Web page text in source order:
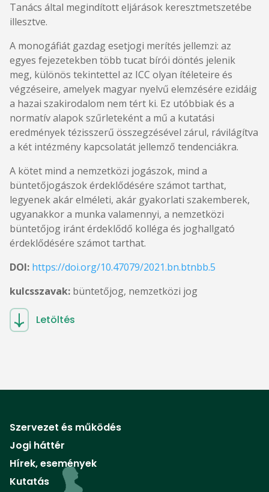
Tanács által megindított eljárások keresztmetszetébe
illesztve.
A monogáfiát gazdag esetjogi merítés jellemzi: az
egyes fejezetekben több tucat bírói döntés jelenik
meg, különös tekintettel az ICC olyan ítéleteire és
végzéseire, amelyek magyar nyelvű elemzésére ezidáig
a hazai szakirodalom nem tért ki. Ez utóbbiak és a
normatív alapok szűrleteként a mű a kutatási
eredmények tézisszerű összegzésével zárul, rávilágítva
a két intézmény kapcsolatát jellemző tendenciákra.
A kötet mind a nemzetközi jogászok, mind a
büntetőjogászok érdeklődésére számot tarthat,
legyenek akár elméleti, akár gyakorlati szakemberek,
ugyanakkor a munka valamennyi, a nemzetközi
büntetőjog iránt érdeklődő kolléga és joghallgató
érdeklődésére számot tarthat.
DOI: https://doi.org/10.47079/2021.bn.btnbb.5
kulcsszavak: büntetőjog, nemzetközi jog
Letöltés
Szervezet és működés
Jogi háttér
Hírek, események
Kutatás